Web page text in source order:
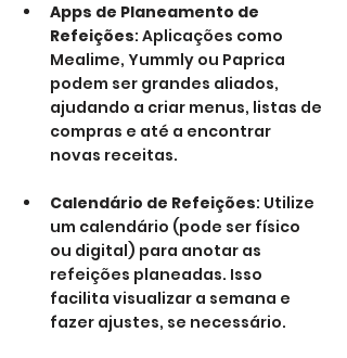
Apps de Planeamento de
Refeições: Aplicações como
Mealime, Yummly ou Paprica
podem ser grandes aliados,
ajudando a criar menus, listas de
compras e até a encontrar
novas receitas.
Calendário de Refeições: Utilize
um calendário (pode ser físico
ou digital) para anotar as
refeições planeadas. Isso
facilita visualizar a semana e
fazer ajustes, se necessário.